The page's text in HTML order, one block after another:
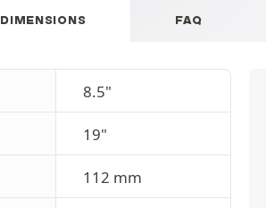
DIMENSIONS FAQ
8.5"
19"
112 mm